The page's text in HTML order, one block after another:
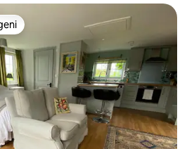
wageni